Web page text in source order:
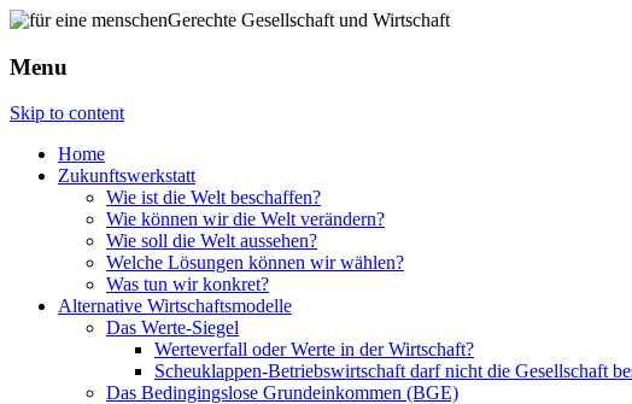
Menu
Skip to content
Home
Zukunftswerkstatt
Wie ist die Welt beschaffen?
Wie können wir die Welt verändern?
Wie soll die Welt aussehen?
Welche Lösungen können wir wählen?
Was tun wir konkret?
Alternative Wirtschaftsmodelle
Das Werte-Siegel
Werteverfall oder Werte in der Wirtschaft?
Scheuklappen-Betriebswirtschaft darf nicht die Gesellschaft
Das Bedingingslose Grundeinkommen (BGE)